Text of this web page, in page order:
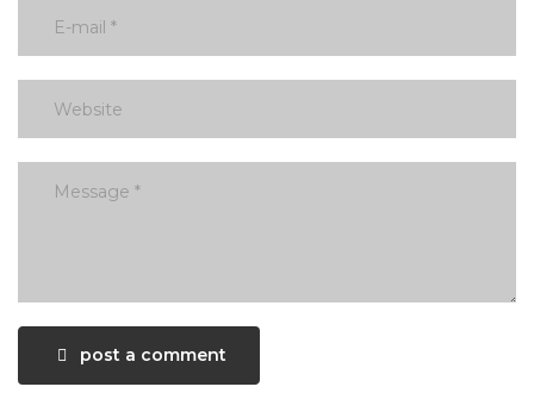
post a comment